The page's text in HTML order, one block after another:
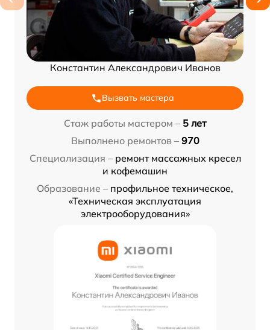
Константин Александрович Иванов
Вызвать мастера
Стаж работы мастером – 5 лет
Выполнено ремонтов – 970
Специализация – ремонт массажных кресел
и кофемашин
Образование – профильное техническое,
«Техническая эксплуатация
электрооборудования»